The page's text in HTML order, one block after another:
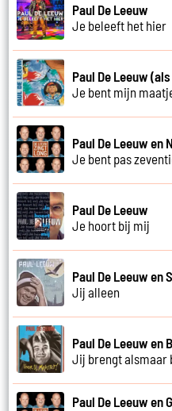
Paul De Leeuw
Je beleeft het hier
Paul De Leeuw
Je bent mijn
Paul De Leeuw en
Je bent pas
Paul De Leeuw
Je hoort bij mij
Paul De Leeuw en
Jij alleen
Paul De Leeuw en
Jij brengt alsmaar
Paul De Leeuw en